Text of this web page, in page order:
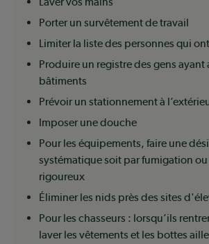
Porter un survêtement de travail
Limiter la liste des personnes qui
Produire un registre des gens ayant
bâtiments
Prévoir un stationnement à
Imposer une douche
Pour les équipements, faire une
systématique soit par fumigation
rigoureux
Éliminer les nids près des sites
Pour les chasseurs : lorsqu’ils
laver les vêtements et les bottes